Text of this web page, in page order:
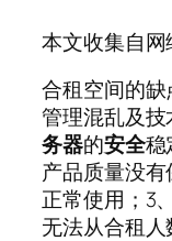
本文收集自网
合租空间的缺
管理混乱及
务器的安全稳
产品质量没
正常使用；3
无法从合租人